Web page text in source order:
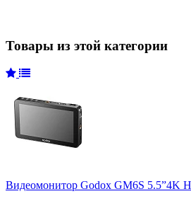
Товары из этой категории
Видеомонитор Godox GM6S 5.5”4K